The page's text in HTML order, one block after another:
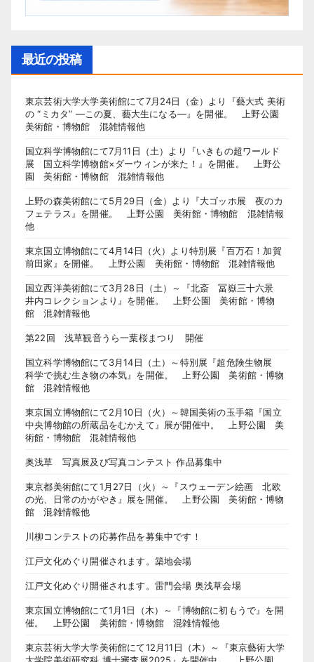
最近の投稿
東京芸術大学大学美術館にて7月24日（金）より『藝大式 美術
の “ミカタ” ―この夏、藝大生になる―』を開催。 上野公園
美術館・博物館 混雑情報他
国立科学博物館にて7月11日（土）より『いきもの超ワールド
展 国立科学博物館×ダーウィンが来た！』を開催。 上野公
園 美術館・博物館 混雑情報他
上野の森美術館にて5月29日（金）より『大ゴッホ展 夜のカ
フェテラス』を開催。 上野公園 美術館・博物館 混雑情報
他
東京国立博物館にて4月14日（火）より特別展『百万石！加賀
前田家』を開催。 上野公園 美術館・博物館 混雑情報他
国立西洋美術館にて3月28日（土）～『北斎 冨嶽三十六景
井内コレクションより』を開催。 上野公園 美術館・博物
館 混雑情報他
第22回 浅草観音うら一葉桜まつり 開催
国立科学博物館にて3月14日（土）～特別展『超危険生物展
科学で挑む生き物の本気』を開催。 上野公園 美術館・博物
館 混雑情報他
東京国立博物館にて2月10日（火）～韓国美術の玉手箱『国立
中央博物館の所蔵品をむかえて』展が開催中。 上野公園 美
術館・博物館 混雑情報他
奥浅草 写真展及び写真コンテスト 作品募集中
東京都美術館にて1月27日（火）～『スウェーデン絵画 北欧
の光、日常のかがやき』展を開催。 上野公園 美術館・博物
館 混雑情報他
川柳コンテストの応募作品を募集中です！
江戸文化めぐり開催されます。築地会場
江戸文化めぐり開催されます。雷門会場 奥浅草会場
東京国立博物館にて1月1日（木）～『博物館に初もうで』を開
催。 上野公園 美術館・博物館 混雑情報他
東京芸術大学大学美術館にて12月11日（木）～『東京藝術大学
大学院美術研究科 博士審査展2025』を開催中。 上野公園